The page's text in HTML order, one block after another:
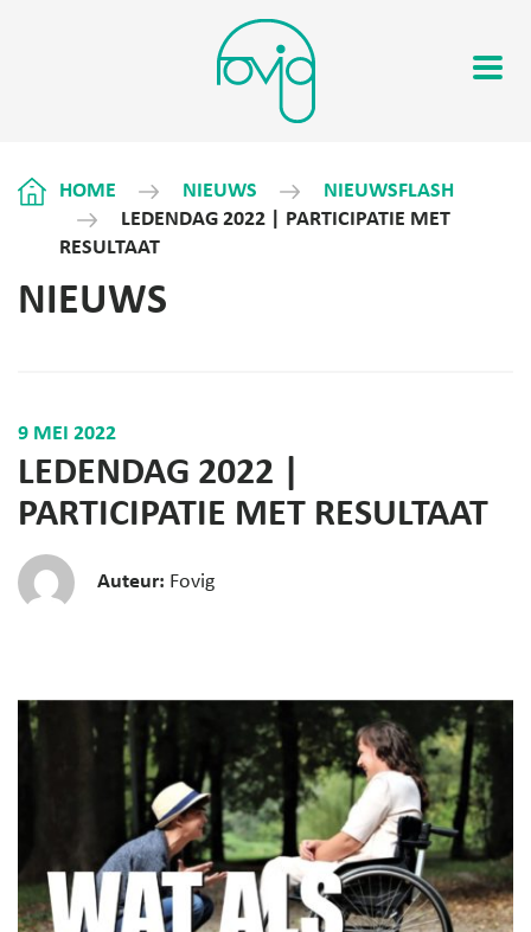
HOME NIEUWS
NIEUWSFLASH
LEDENDAG 2022 | PARTICIPATIE MET
RESULTAAT
NIEUWS
9 MEI 2022
LEDENDAG 2022 |
PARTICIPATIE MET RESULTAAT
Auteur: Fovig